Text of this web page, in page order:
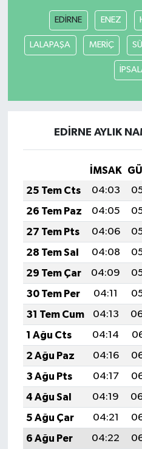
EDİRNE ENEZ
LALAPAŞA MERİÇ
EDİRNE AYLIK
İMSAK
25 Tem Cts
04:03
26 Tem Paz
04:05
27 Tem Pts
04:06
28 Tem Sal
04:08
29 Tem Çar
04:09
30 Tem Per
04:11
31 Tem Cum
04:13
1 Ağu Cts
04:14
2 Ağu Paz
04:16
3 Ağu Pts
04:17
4 Ağu Sal
04:19
5 Ağu Çar
04:21
6 Ağu Per
04:22